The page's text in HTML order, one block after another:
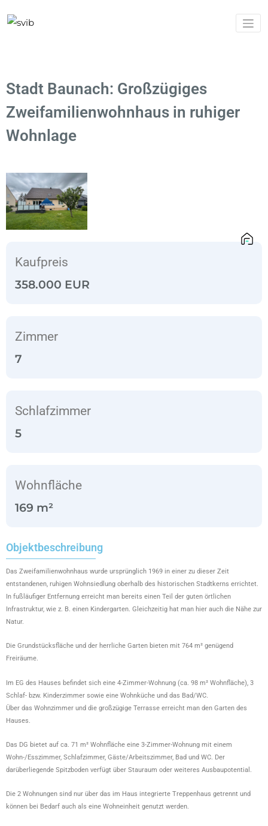
svib
Stadt Baunach: Großzügiges
Zweifamilienwohnhaus in ruhiger
Wohnlage
Kaufpreis
358.000 EUR
Zimmer
7
Schlafzimmer
5
Wohnfläche
169 m²
Objektbeschreibung
Das Zweifamilienwohnhaus wurde ursprünglich 1969 in einer zu dieser Zeit
entstandenen, ruhigen Wohnsiedlung oberhalb des historischen Stadtkerns errichtet.
In fußläufiger Entfernung erreicht man bereits einen Teil der guten örtlichen
Infrastruktur, wie z. B. einen Kindergarten. Gleichzeitig hat man hier auch die Nähe zur
Natur.
Die Grundstücksfläche und der herrliche Garten bieten mit 764 m² genügend
Freiräume.
Im EG des Hauses befindet sich eine 4-Zimmer-Wohnung (ca. 98 m² Wohnfläche), 3
Schlaf- bzw. Kinderzimmer sowie eine Wohnküche und das Bad/WC.
Über das Wohnzimmer und die großzügige Terrasse erreicht man den Garten des
Hauses.
Das DG bietet auf ca. 71 m² Wohnfläche eine 3-Zimmer-Wohnung mit einem
Wohn-/Esszimmer, Schlafzimmer, Gäste/Arbeitszimmer, Bad und WC. Der
darüberliegende Spitzboden verfügt über Stauraum oder weiteres Ausbaupotential.
Die 2 Wohnungen sind nur über das im Haus integrierte Treppenhaus getrennt und
können bei Bedarf auch als eine Wohneinheit genutzt werden.